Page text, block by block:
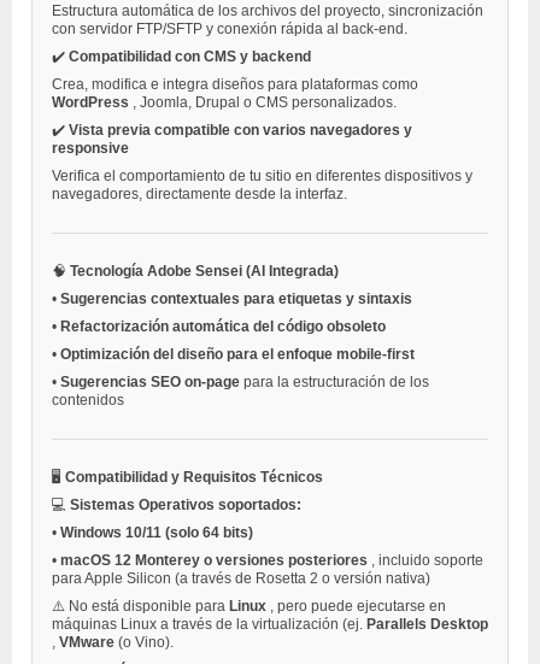
Estructura automática de los archivos del proyecto, sincronización
con servidor FTP/SFTP y conexión rápida al back-end.
✔️ Compatibilidad con CMS y backend
Crea, modifica e integra diseños para plataformas como
WordPress
, Joomla, Drupal o CMS personalizados.
✔️ Vista previa compatible con varios navegadores y
responsive
Verifica el comportamiento de tu sitio en diferentes dispositivos y
navegadores, directamente desde la interfaz.
🧠 Tecnología Adobe Sensei (AI Integrada)
• Sugerencias contextuales para etiquetas y sintaxis
• Refactorización automática del código obsoleto
• Optimización del diseño para el enfoque mobile-first
• Sugerencias SEO on-page para la estructuración de los
contenidos
🖥️ Compatibilidad y Requisitos Técnicos
💻 Sistemas Operativos soportados:
• Windows 10/11 (solo 64 bits)
• macOS 12 Monterey o versiones posteriores
, incluido soporte
para Apple Silicon (a través de Rosetta 2 o versión nativa)
⚠️ No está disponible para Linux
, pero puede ejecutarse en
máquinas Linux a través de la virtualización (ej. Parallels Desktop
VMware (o Vino).